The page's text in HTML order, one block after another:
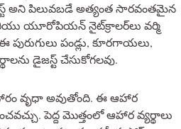
అని పిలువబడే అత్యంత సారవంతమైన
యూరోపియన్ నైట్‌క్రాలర్‌లు వర్మి
పండ్లు, కూరగాయలు,
డైజస్ట్ చేసుకోగలవు.
వృధా అవుతోంది. ఈ ఆహార
పెద్ద మొత్తంలో ఆహార వ్యర్థాలు